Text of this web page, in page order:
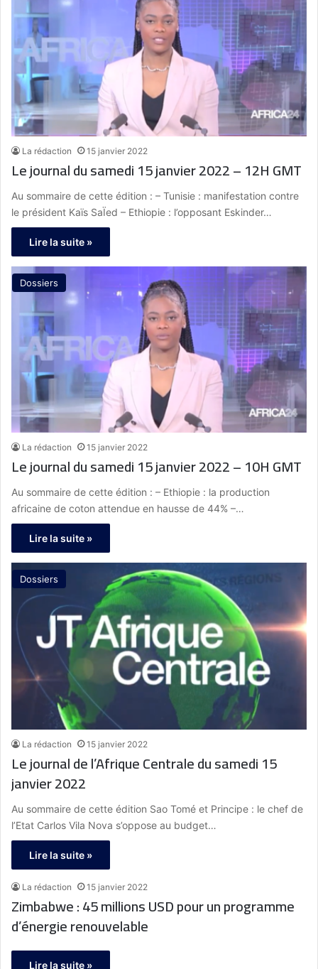
La rédaction 15 janvier 2022
Le journal du samedi 15 janvier 2022 – 12H GMT
Au sommaire de cette édition : – Tunisie : manifestation contre
le président Kaïs SaÏed – Ethiopie : l’opposant Eskinder…
Lire la suite »
Dossiers
La rédaction 15 janvier 2022
Le journal du samedi 15 janvier 2022 – 10H GMT
Au sommaire de cette édition : – Ethiopie : la production
africaine de coton attendue en hausse de 44% –…
Lire la suite »
Dossiers
La rédaction 15 janvier 2022
Le journal de l’Afrique Centrale du samedi 15
janvier 2022
Au sommaire de cette édition Sao Tomé et Principe : le chef de
l’Etat Carlos Vila Nova s’oppose au budget…
Lire la suite »
La rédaction 15 janvier 2022
Zimbabwe : 45 millions USD pour un programme
d’énergie renouvelable
Lire la suite »